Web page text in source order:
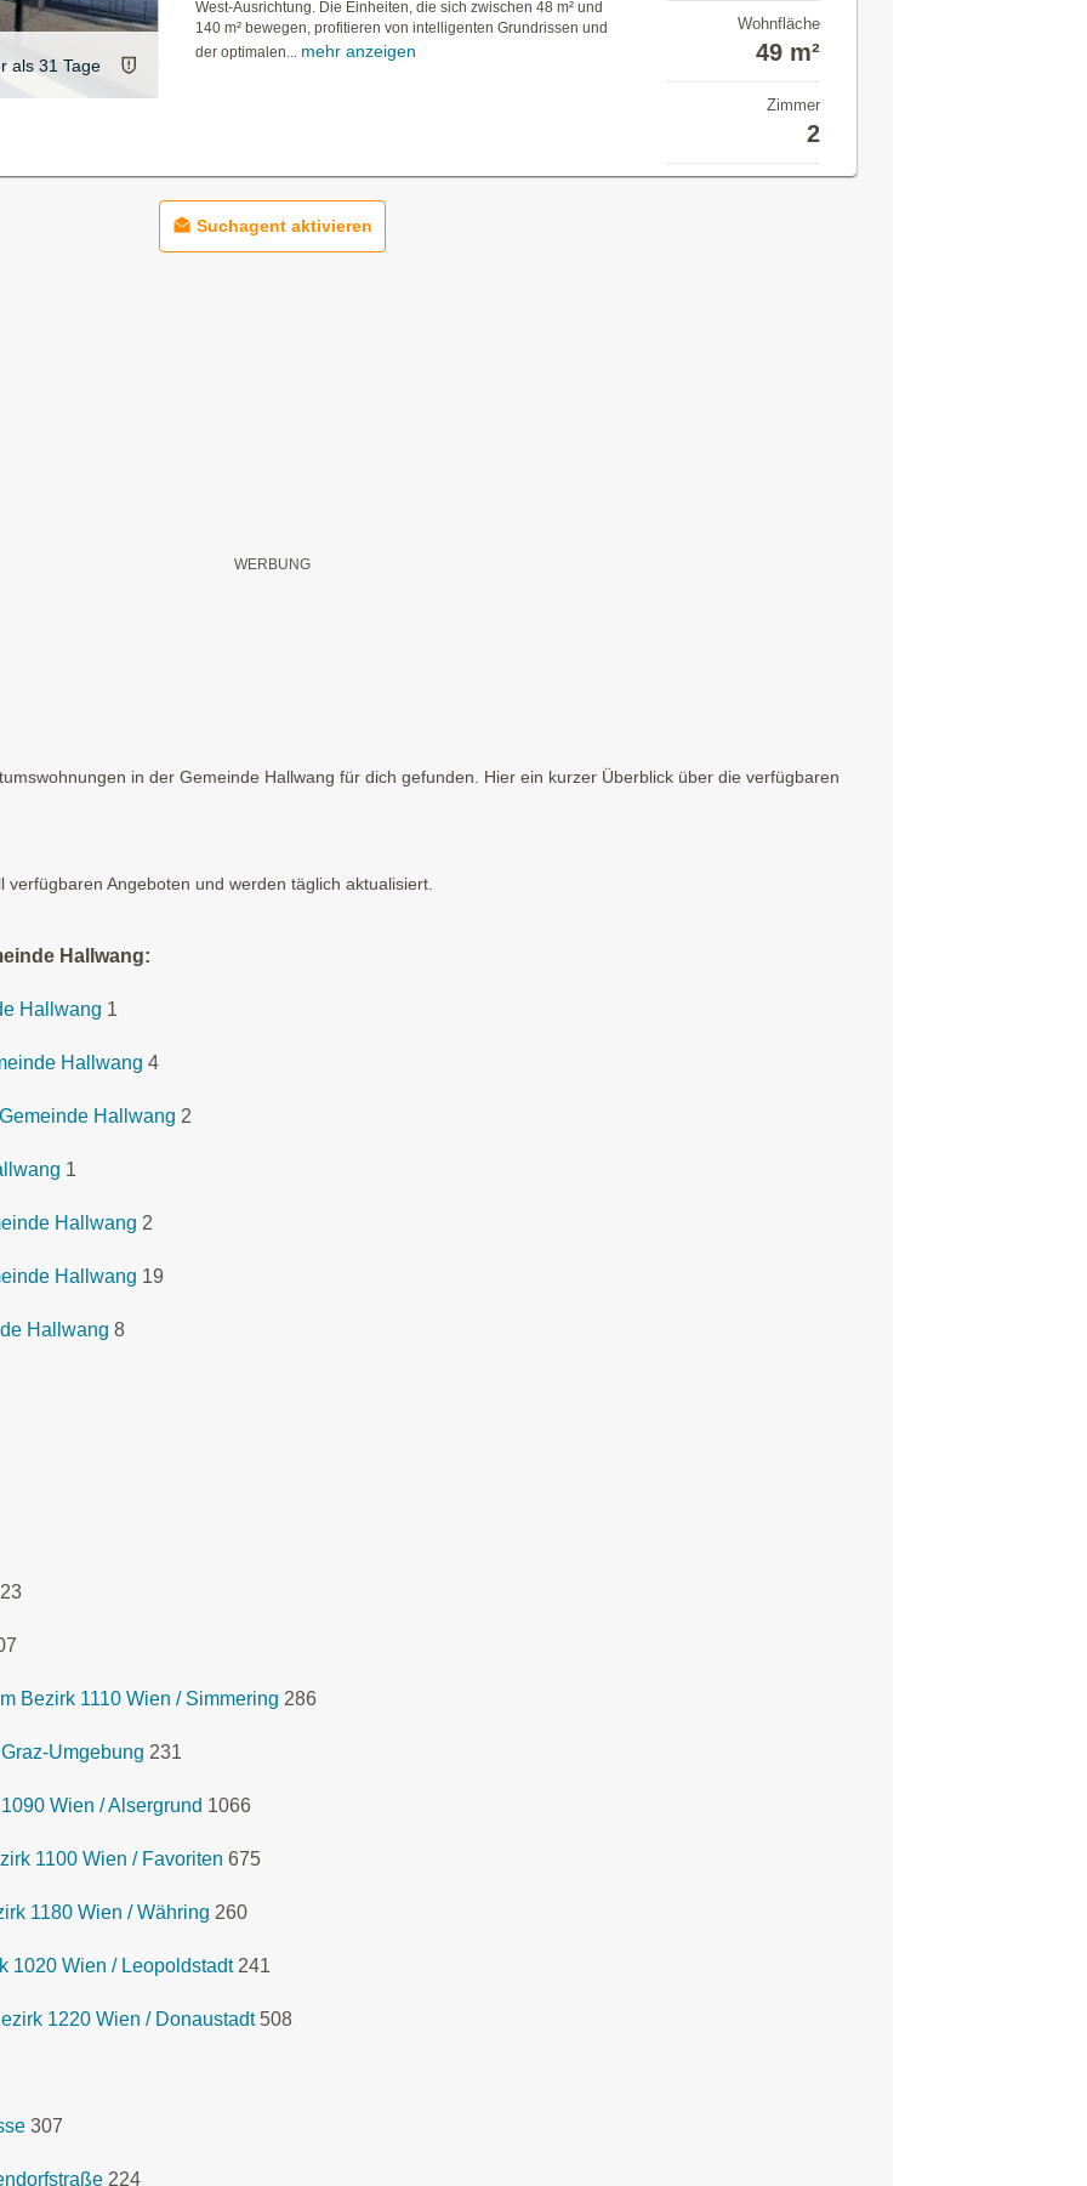
als 31 Tage
West-Ausrichtung. Die Einheiten, die sich zwischen 48 m² und
140 m² bewegen, profitieren von intelligenten Grundrissen und
der optimalen... mehr anzeigen
Wohnfläche
49 m²
Zimmer
2
Suchagent aktivieren
in der Gemeinde Hallwang für dich gefunden. Hier ein kurzer Überblick über die verfügbaren
Angeboten und werden täglich aktualisiert.
Hallwang:
Hallwang 1
Hallwang 4
Hallwang 2
1
Hallwang 2
Hallwang 19
Hallwang 8
Bezirk 1110 Wien / Simmering 286
Umgebung 231
Wien / Alsergrund 1066
1100 Wien / Favoriten 675
1180 Wien / Währing 260
1020 Wien / Leopoldstadt 241
1220 Wien / Donaustadt 508
307
224